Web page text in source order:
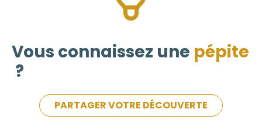
Vous connaissez une pépite
?
PARTAGER VOTRE DÉCOUVERTE